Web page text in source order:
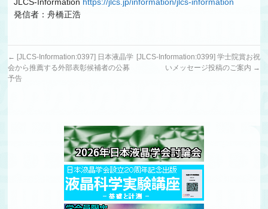
発信者：舟橋正浩
← [JLCS-Information:0397] 日本液晶学
会から推薦する外部表彰候補者の公募
予告
[JLCS-Information:0399] 学士院賞お祝
いメッセージ投稿のご案内 →